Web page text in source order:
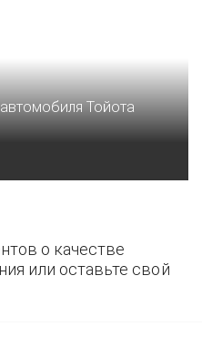
Тойота
о качестве
или оставьте свой